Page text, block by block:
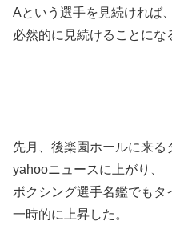
Aという選手を見続ければ
必然的に見続けることにな
先月、後楽園ホールに来
yahooニュースに上がり、
ボクシング選手名鑑でも
一時的に上昇した。